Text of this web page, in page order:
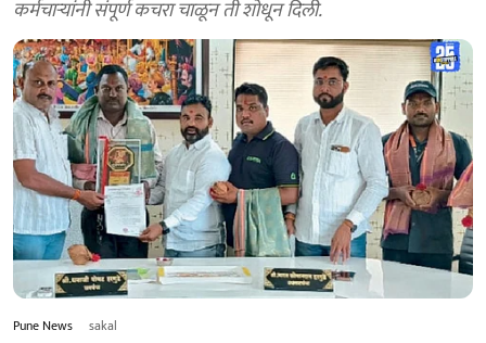
कर्मचाऱ्यांनी संपूर्ण कचरा चाळून ती शोधून दिली.
Pune News sakal